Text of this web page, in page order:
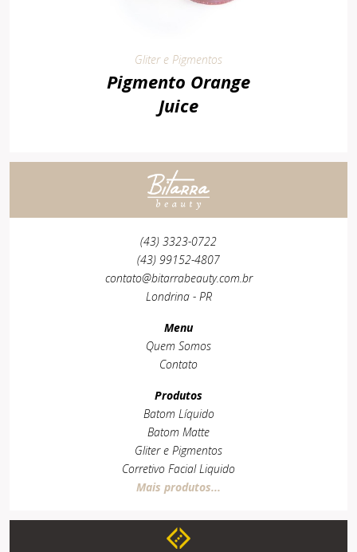
Gliter e Pigmentos
Pigmento Orange
Juice
(43) 3323-0722
(43) 99152-4807
contato@bitarrabeauty.com.br
Londrina - PR
Menu
Quem Somos
Contato
Produtos
Batom Líquido
Batom Matte
Gliter e Pigmentos
Corretivo Facial Liquido
Mais produtos...